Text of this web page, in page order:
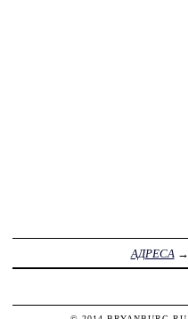
АДРЕСА →